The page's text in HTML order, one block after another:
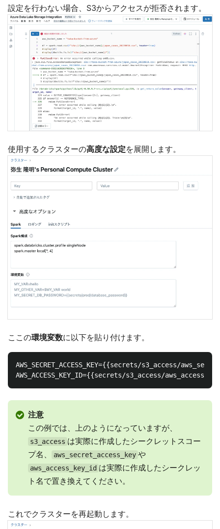
設定を行わない場合、S3からアクセスが拒否されます。
使用するクラスターの高度な設定を展開します。
ここの環境変数に以下を貼り付けます。
AWS_SECRET_ACCESS_KEY={{secrets/s3_access/
注意
この例では、上のようになっていますが、
s3_access は実際に作成したシークレットスコー
プ名、
aws_secret_access_key や
aws_access_key_id は実際に作成したシークレッ
ト名で置き換えてください。
これでクラスターを再起動します。